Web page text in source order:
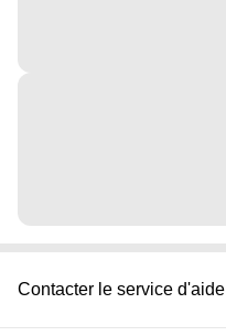
Contacter le service d'aide